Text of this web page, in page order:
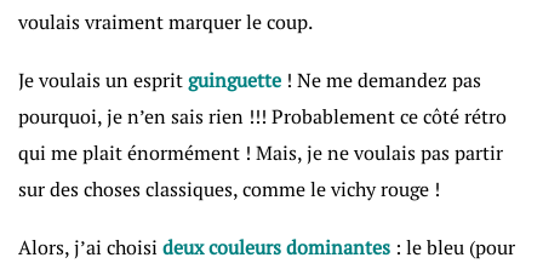
voulais vraiment marquer le coup.
Je voulais un espritguinguette ! Ne me demandez pas
pourquoi, je n’en sais rien !!! Probablement ce côté rétro
qui me plait énormément ! Mais, je ne voulais pas partir
sur des choses classiques, comme le vichy rouge !
Alors, j’ai choisi deux couleurs dominantes : le bleu (pour